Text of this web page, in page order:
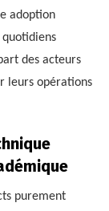
adoption
quotidiens
des acteurs
leurs opérations
purement